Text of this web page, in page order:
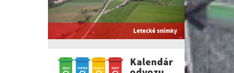
Letecké snímky